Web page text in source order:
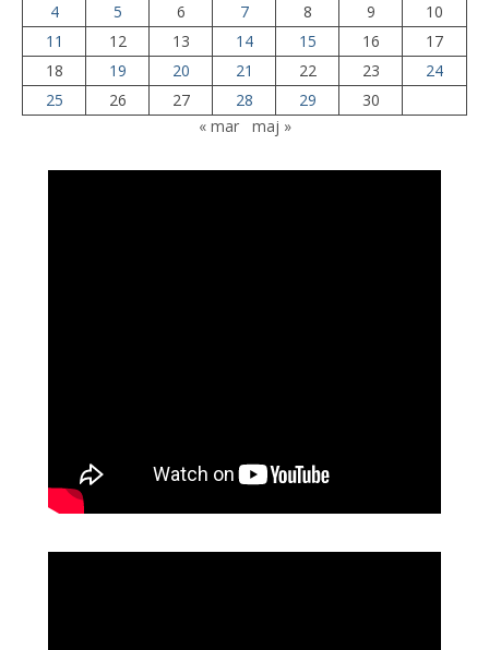
4
5 6 7 8 9
10
11
12 13 14 15 16
17
18
19 20 21 22 23
24
25
26 27 28 29
30
« mar
maj »